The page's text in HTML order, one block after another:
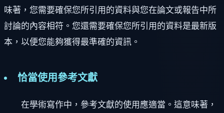
味著，您需要確保您所引用的資料與您在論文或報告中所
討論的內容相符。您還需要確保您所引用的資料是最新版
本，以便您能夠獲得最準確的資訊。
恰當使用參考文獻
在學術寫作中，參考文獻的使用應適當。這意味著，